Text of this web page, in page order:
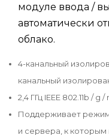
модуле ввода /
автоматически
облако.
4-канальный
канальный
2,4 ГГц IEEE 802.11b / g /
Поддерживает
и сервера, к